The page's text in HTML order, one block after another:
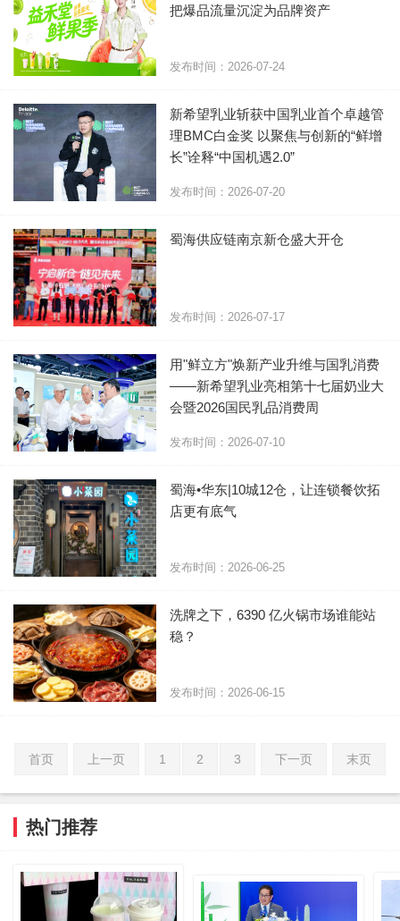
把爆品流量沉淀为品牌资产
发布时间：2026-07-24
新希望乳业斩获中国乳业首个卓越管
理BMC白金奖 以聚焦与创新的“鲜增
长”诠释“中国机遇2.0”
发布时间：2026-07-20
蜀海供应链南京新仓盛大开仓
发布时间：2026-07-17
用"鲜立方"焕新产业升维与国乳消费
——新希望乳业亮相第十七届奶业大
会暨2026国民乳品消费周
发布时间：2026-07-10
蜀海•华东|10城12仓，让连锁餐饮拓
店更有底气
发布时间：2026-06-25
洗牌之下，6390 亿火锅市场谁能站
稳？
发布时间：2026-06-15
首页 上一页 1 2 3 下一页 末页
热门推荐